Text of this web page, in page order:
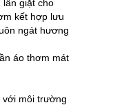
lần giặt cho
kết hợp lưu
ngát hương
áo thơm mát
với môi trường